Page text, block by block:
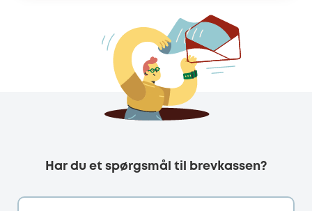
Har du et spørgsmål til brevkassen?